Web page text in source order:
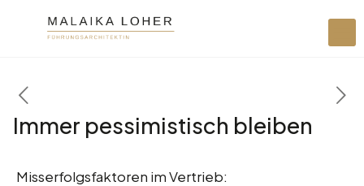
Immer pessimistisch bleiben
Misserfolgsfaktoren im Vertrieb: